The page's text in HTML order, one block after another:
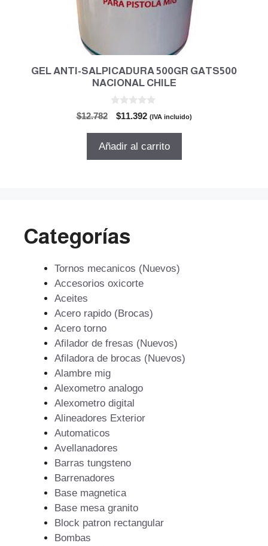
GEL ANTI-SALPICADURA 500GR GATS500
NACIONAL CHILE
$12.782
El
original
$11.392El
actual
(IVA incluido)
Añadir al carrito
Categorías
Tornos mecanicos (Nuevos)
Accesorios oxicorte
Aceites
Acero rapido (Brocas)
Acero torno
Afilador de fresas (Nuevos)
Afiladora de brocas (Nuevos)
Alambre mig
Alexometro analogo
Alexometro digital
Alineadores Exterior
Automaticos
Avellanadores
Barras tungsteno
Barrenadores
Base magnetica
Base mesa granito
Block patron rectangular
Bombas